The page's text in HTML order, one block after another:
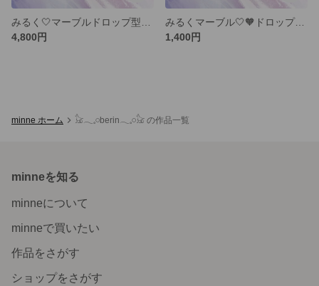
4,800円
みるくマーブル‎🤍🧡ドロップ型フープイヤリング(オレンジ) 1400円(送料込み)
1,400円
minne ホーム 𓃠‪𓂃𓈒𓏸︎︎︎︎berin𓂃𓈒𓏸︎︎︎︎𓃠‪ の作品一覧
minneを知る
minneについて
minneで買いたい
作品をさがす
ショップをさがす